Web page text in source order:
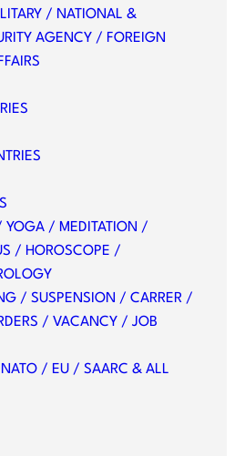
/ NATIONAL &
AGENCY / FOREIGN
YOGA / MEDITATION /
/ HOROSCOPE /
/ SUSPENSION / CARRER /
/ VACANCY / JOB
/ EU / SAARC & ALL